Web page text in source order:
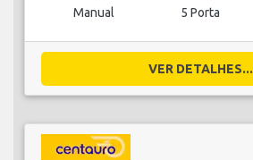
Manual 5 Porta
VER DETALHES...